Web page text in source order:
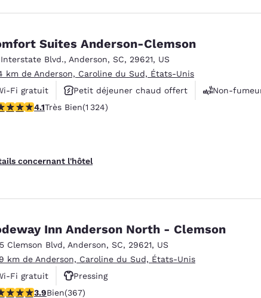
Suites Anderson-Clemson
Interstate Blvd., Anderson, SC, 29621, US
km de Anderson, Caroline du Sud, États-Unis
Fi gratuit
Petit déjeuner chaud offert
Non-
étoiles. Très Bien. 1324 commentaires
4.1Très Bien(1 324)
concernant l'hôtel
Inn Anderson North - Clemson
Clemson Blvd, Anderson, SC, 29621, US
km de Anderson, Caroline du Sud, États-Unis
Fi gratuit
Pressing
étoiles. Bien. 367 commentaires
3.9Bien(367)